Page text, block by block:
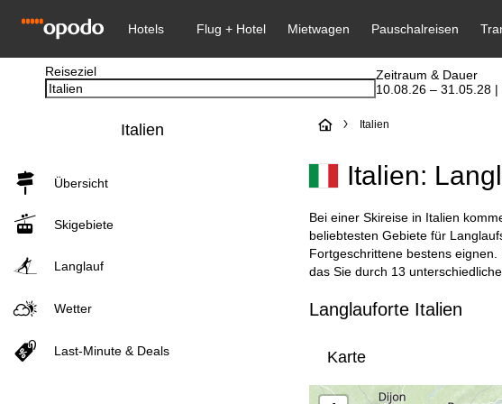
Reiseziel
Zeitraum & Dauer
10.08.26 – 31.05.28 |
Italien
Übersicht
Skigebiete
Langlauf
Wetter
Last-Minute & Deals
S
t
r
t
s
i
Italien
Italien:
Bei einer Skireise in Italien
beliebtesten Gebiete für
Fortgeschrittene bestens
das Sie durch 13
Langlauforte Italien
Karte